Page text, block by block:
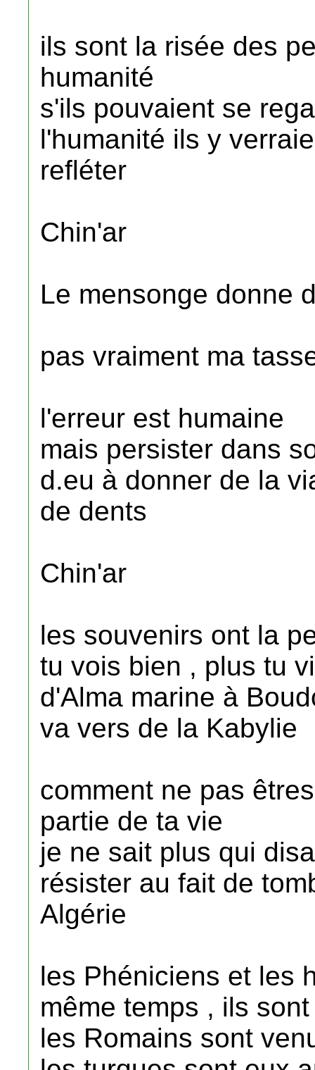
ils sont la risée des
humanité
s'ils pouvaient se
l'humanité ils y
refléter
Chin'ar
Le mensonge donne
pas vraiment ma
l'erreur est humaine
mais persister dans
d.eu à donner de la
de dents
Chin'ar
les souvenirs ont la
tu vois bien , plus tu
d'Alma marine à
va vers de la Kabylie
comment ne pas
partie de ta vie
je ne sait plus qui
résister au fait de
Algérie
les Phéniciens et les
même temps , ils
les Romains sont